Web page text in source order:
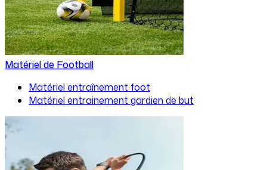
Matériel de Football
Matériel entraînement foot
Matériel entrainement gardien de but